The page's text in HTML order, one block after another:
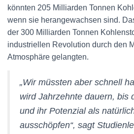
könnten 205 Milliarden Tonnen
wenn sie herangewachsen sind.
der 300 Milliarden Tonnen
industriellen Revolution durch den
Atmosphäre gelangten.
„Wir müssten aber schnell
wird Jahrzehnte dauern, bis
und ihr Potenzial als
ausschöpfen“, sagt